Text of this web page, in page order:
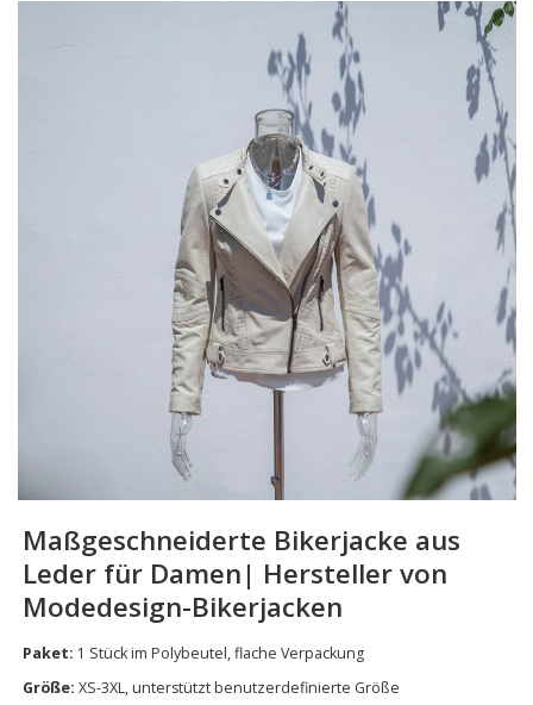
Maßgeschneiderte Bikerjacke aus
Leder für Damen| Hersteller von
Modedesign-Bikerjacken
Paket: 1 Stück im Polybeutel, flache Verpackung
Größe: XS-3XL, unterstützt benutzerdefinierte Größe